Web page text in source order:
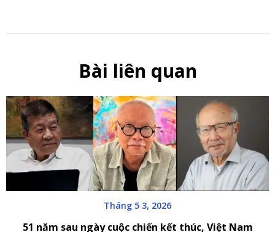
Bài liên quan
Tháng 5 3, 2026
51 năm sau ngày cuộc chiến kết thúc, Việt Nam